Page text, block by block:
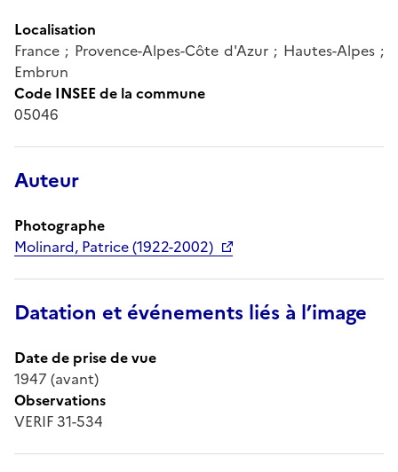
Localisation
France ; Provence-Alpes-Côte d'Azur ; Hautes-Alpes ;
Embrun
Code INSEE de la commune
05046
Auteur
Photographe
Molinard, Patrice (1922-2002)
Datation et événements liés à l’image
Date de prise de vue
1947 (avant)
Observations
VERIF 31-534